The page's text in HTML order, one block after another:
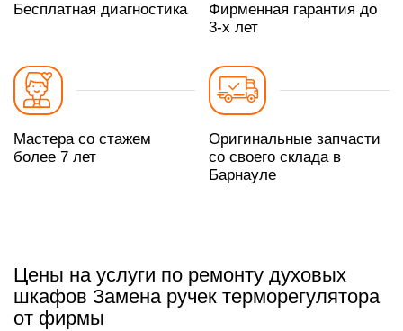
Бесплатная диагностика
Фирменная гарантия до
3-х лет
Мастера со стажем
более 7 лет
Оригинальные запчасти
со своего склада в
Барнауле
Цены на услуги по ремонту духовых
шкафов Замена ручек терморегулятора
от фирмы